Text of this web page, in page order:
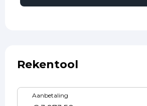
Rekentool
Aanbetaling